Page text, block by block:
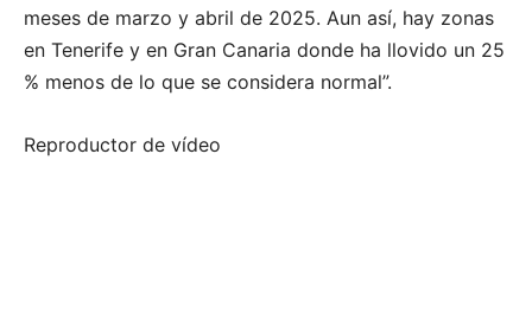
meses de marzo y abril de 2025. Aun así, hay zonas
en Tenerife y en Gran Canaria donde ha llovido un 25
% menos de lo que se considera normal”.
Reproductor de vídeo